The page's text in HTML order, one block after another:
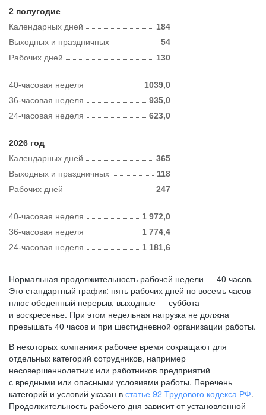
2 полугодие
Календарных дней
184
Рабочих дней 130
Выходных и праздничных 54
40-часовая неделя
1039,0
36-часовая неделя
935,0
24-часовая неделя
623,0
2026 год
Календарных дней
365
Рабочих дней 247
Выходных и праздничных 118
40-часовая неделя
1 972,0
36-часовая неделя
1 774,4
24-часовая неделя
1 181,6
Нормальная продолжительность рабочей недели — 40 часов.
Это стандартный график: пять рабочих дней по восемь часов
плюс обеденный перерыв, выходные — суббота
и воскресенье. При этом недельная нагрузка не должна
превышать 40 часов и при шестидневной организации работы.
В некоторых компаниях рабочее время сокращают для
отдельных категорий сотрудников, например
несовершеннолетних или работников предприятий
с вредными или опасными условиями работы. Перечень
категорий и условий указан в статье 92 Трудового кодекса РФ.
Продолжительность рабочего дня зависит от установленной